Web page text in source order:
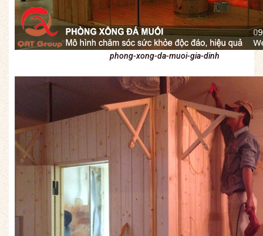
phong-xong-da-muoi-gia-dinh